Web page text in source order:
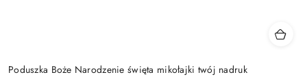
Poduszka Boże Narodzenie święta mikołajki twój nadruk